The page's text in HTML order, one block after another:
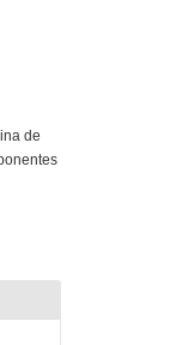
de